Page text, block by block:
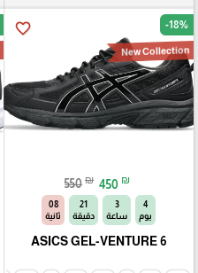
favorite_border -18%
New Collection
550 ₪ 450 ₪
4
يوم
3
ساعة
21
دقيقة
06
ثانية
ASICS GEL-VENTURE 6